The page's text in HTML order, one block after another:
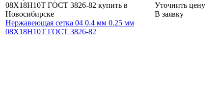
Нержавеющая сетка 04 0.4 мм 0.25 мм
08Х18Н10Т ГОСТ 3826-82
Уточнить цену
В заявку